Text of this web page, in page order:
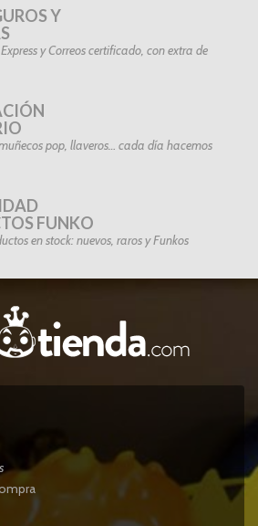
Y
y Correos certificado, con extra de
pop, llaveros… cada día hacemos
FUNKO
en stock: nuevos, raros y Funkos